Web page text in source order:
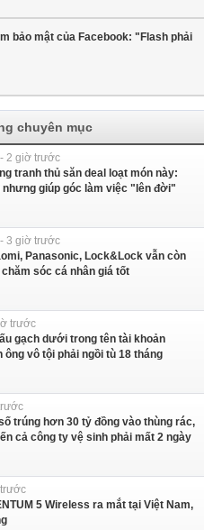
bảo mật của Facebook: "Flash phải
chuyên mục
2 giờ trước
tranh thủ săn deal loạt món này:
nhưng giúp góc làm việc "lên đời"
3 giờ trước
Panasonic, Lock&Lock vẫn còn
sóc cá nhân giá tốt
trước
gạch dưới trong tên tài khoản
vô tội phải ngồi tù 18 tháng
trúng hơn 30 tỷ đồng vào thùng rác,
cả công ty vệ sinh phải mất 2 ngày
5 Wireless ra mắt tại Việt Nam,